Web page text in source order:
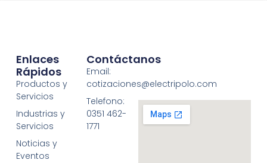
Enlaces
Rápidos
Productos y
Servicios
Industrias y
Servicios
Noticias y
Eventos
Contáctanos
Email:
cotizaciones@electripolo.com
Telefono:
0351 462-
1771